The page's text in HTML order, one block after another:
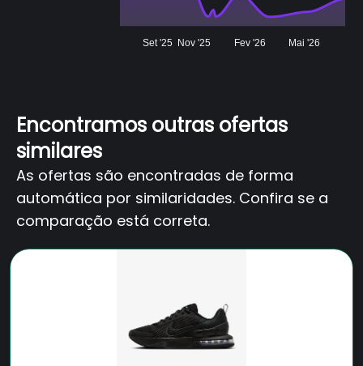
Set '25 Nov '25 Fev '26 Mai '26
Encontramos outras ofertas
similares
As ofertas são encontradas de forma
automática por similaridades. Confira se a
comparação está correta.